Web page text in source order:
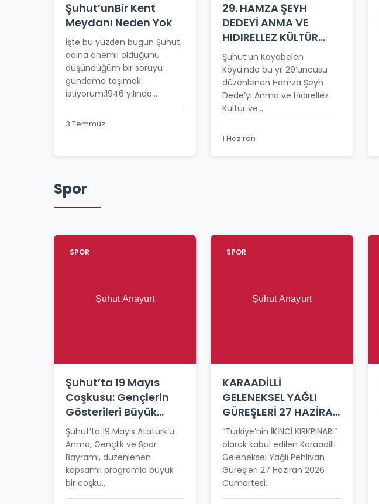
Şuhut’unBir Kent
Meydanı Neden Yok
İşte bu yüzden bugün Şuhut
adına önemli olduğunu
düşündüğüm bir soruyu
gündeme taşımak
istiyorum:1946 yılında...
3 Temmuz
29. HAMZA ŞEYH
DEDEYİ ANMA VE
HIDIRELLEZ KÜLTÜR
BAHAR BAYRAMI
COŞKUYLA KUTLANDI
Şuhut’un Kayabelen
Köyü’nde bu yıl 29’uncusu
düzenlenen Hamza Şeyh
Dede’yi Anma ve Hıdırellez
Kültür ve...
1 Haziran
Spor
SPOR
Şuhut’ta 19 Mayıs
Coşkusu: Gençlerin
Gösterileri Büyük
Beğeni Topladı
Şuhut’ta 19 Mayıs Atatürk’ü
Anma, Gençlik ve Spor
Bayramı, düzenlenen
kapsamlı programla büyük
bir coşku...
SPOR
KARAADİLLİ
GELENEKSEL YAĞLI
GÜREŞLERİ 27 HAZİRAN
TARİHİNE ERTELENDİ
“Türkiye’nin İKİNCİ KIRKPINARl”
olarak kabul edilen Karaadilli
Geleneksel Yağlı Pehlivan
Güreşleri 27 Haziran 2026
Cumartesi...